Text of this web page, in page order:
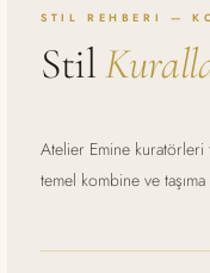
STIL REHBERI —
Stil
Atelier Emine kuratörleri
temel kombine ve